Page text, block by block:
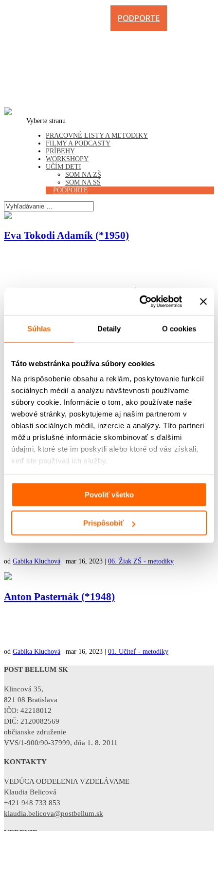
Súhlas Detaily O cookies
Táto webstránka používa súbory cookies
Na prispôsobenie obsahu a reklám, poskytovanie funkcií
sociálnych médií a analýzu návštevnosti používame
súbory cookie. Informácie o tom, ako používate naše
webové stránky, poskytujeme aj našim partnerom v
oblasti sociálnych médií, inzercie a analýzy. Títo partneri
môžu príslušné informácie skombinovať s ďalšími
údajmi, ktoré ste im poskytli alebo ktoré od vás získali,
keď ste používali ich služby.
Povoliť všetko
Prispôsobiť
Vyberte stranu
PRACOVNÉ LISTY A METODIKY
FILMY A PODCASTY
PRÍBEHY
WORKSHOPY
UČÍM DETI
SOM NA ZŠ
SOM NA SŠ
PODPORTE
PODPORTE
Eva Tokodi Adamík (*1950)
od
Alica Weiszfeiler (*1933)
odGabika Kluchová|mar 16, 2023|01. Učiteľ - metodiky
Anton Pasternák (*1948)
Anton Pasternák (*1948)
od Gabika Kluchová mar 16, 2023 06. Žiak ZŠ - metodiky
Anton Pasternák (*1948)
od Gabika Kluchová mar 16, 2023 01. Učiteľ - metodiky
POST BELLUM SK
Klincová 35,
821 08 Bratislava
IČO: 42218012
DIČ: 2120082569
občianske združenie
VVS/1-900/90-37999, dňa 1. 8. 2011
KONTAKTY
VEDÚCA ODDELENIA VZDELÁVAME
Klaudia Belicová
+421 948 733 853
klaudia.belicova@postbellum.sk
VEDENIE